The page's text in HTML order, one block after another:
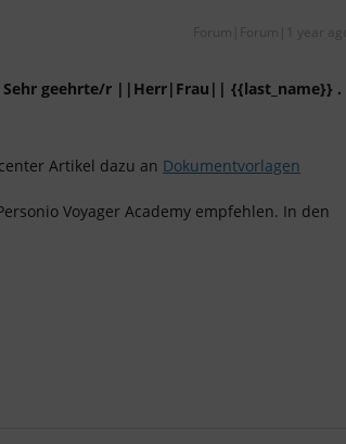
Forum|Forum|1 year ago
Sehr geehrte/r ||Herr|Frau|| {{last_name}} .
Artikel dazu an Dokumentvorlagen
Voyager Academy empfehlen. In den